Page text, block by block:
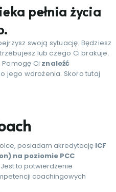
pełnia życia
swoją sytuację. Będziesz
lub czego Ci brakuje.
Ci znaleźć
jego wdrożenia. Skoro tutaj
posiadam akredytację ICF
na poziomie PCC
Jest to potwierdzenie
coachingowych